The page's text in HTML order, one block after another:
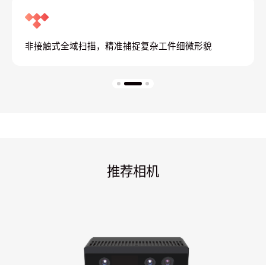
非接触式全域扫描，精准捕捉复杂工件细微形貌
推荐相机